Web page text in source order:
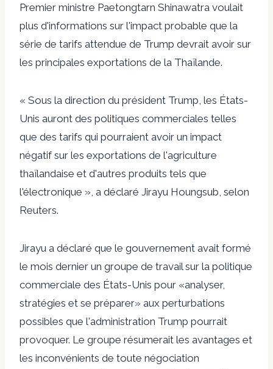
Premier ministre Paetongtarn Shinawatra voulait
plus d'informations sur l'impact probable que la
série de tarifs attendue de Trump devrait avoir sur
les principales exportations de la Thaïlande.
« Sous la direction du président Trump, les États-
Unis auront des politiques commerciales telles
que des tarifs qui pourraient avoir un impact
négatif sur les exportations de l'agriculture
thaïlandaise et d'autres produits tels que
l'électronique », a déclaré Jirayu Houngsub, selon
Reuters.
Jirayu a déclaré que le gouvernement avait formé
le mois dernier un groupe de travail sur la politique
commerciale des États-Unis pour «analyser,
stratégies et se préparer» aux perturbations
possibles que l'administration Trump pourrait
provoquer. Le groupe résumerait les avantages et
les inconvénients de toute négociation